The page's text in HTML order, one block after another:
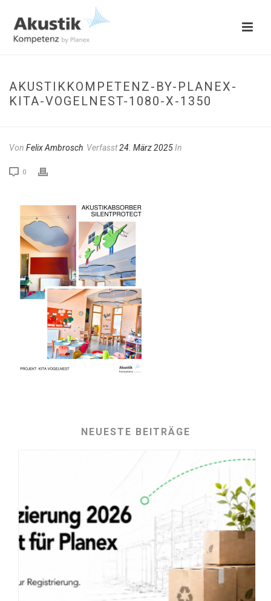
AKUSTIKKOMPETENZ-BY-PLANEX-
KITA-VOGELNEST-1080-X-1350
Von Felix Ambrosch Verfasst24. März 2025In
0
NEUESTE BEITRÄGE